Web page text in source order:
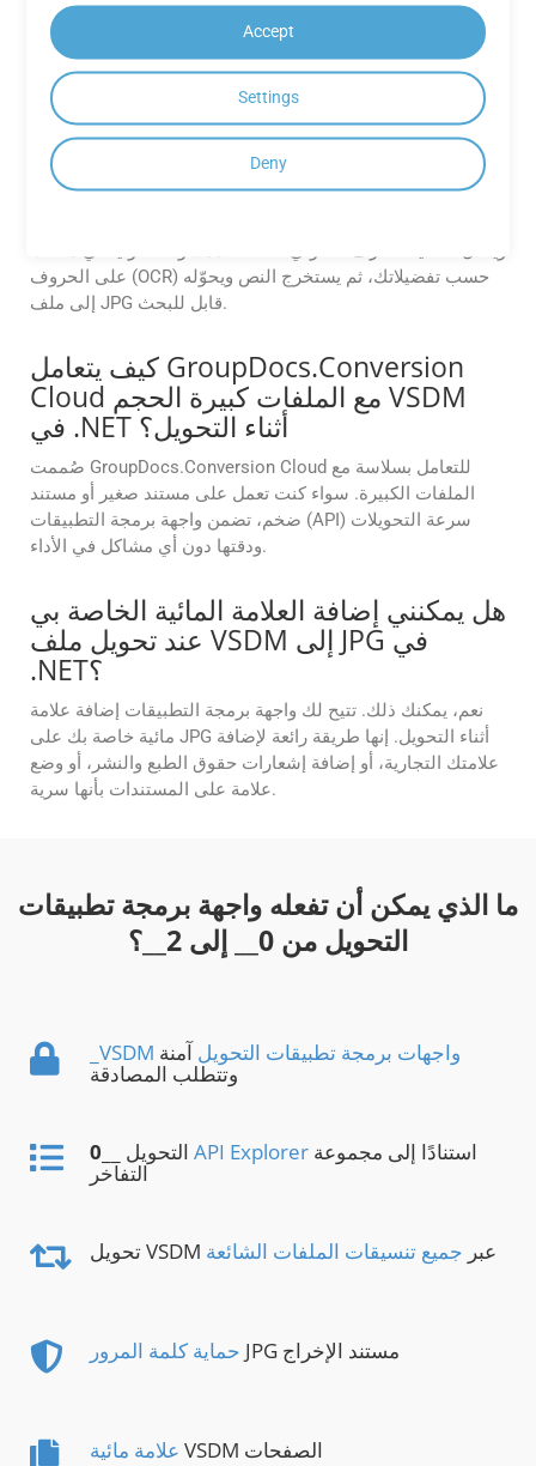
هل يوفر GroupDocs.Conversion
Cloud خاصية التعرف الضوئي على
الحروف عند تحويل الملفات الممسوحة
ضوئيًا VSDM إلى JPG؟
نعم. يمكنك استخدام خاصية التعرف الضوئي على الحروف (OCR)
في إعدادات واجهة برمجة تطبيقات GroupDocs.Conversion
Cloud عند تحويل ملفات VSDM الممسوحة ضوئيًا إلى ملفات
على الحروف (OCR) حسب تفضيلاتك، ثم يستخرج النص ويحوّله
إلى ملف JPG قابل للبحث.
كيف يتعامل GroupDocs.Conversion
Cloud مع الملفات كبيرة الحجم VSDM
في .NET أثناء التحويل؟
صُممت GroupDocs.Conversion Cloud للتعامل بسلاسة مع
الملفات الكبيرة. سواء كنت تعمل على مستند صغير أو مستند
ضخم، تضمن واجهة برمجة التطبيقات (API) سرعة التحويلات
ودقتها دون أي مشاكل في الأداء.
هل يمكنني إضافة العلامة المائية الخاصة بي
عند تحويل ملف VSDM إلى JPG في
.NET؟
نعم، يمكنك ذلك. تتيح لك واجهة برمجة التطبيقات إضافة علامة
مائية خاصة بك على JPG أثناء التحويل. إنها طريقة رائعة لإضافة
علامتك التجارية، أو إضافة إشعارات حقوق الطبع والنشر، أو وضع
علامة على المستندات بأنها سرية.
ما الذي يمكن أن تفعله واجهة برمجة تطبيقات
التحويل من 0 __ إلى 2 __؟
_VSDM واجهات برمجة تطبيقات التحويل آمنة
وتتطلب المصادقة
0 API Explorer
التفاخر
تحويل VSDM عبر جميع تنسيقات الملفات الشائعة
حماية كلمة المرور JPG مستند الإخراج
علامة مائية VSDM الصفحات
Accept
Settings
Deny